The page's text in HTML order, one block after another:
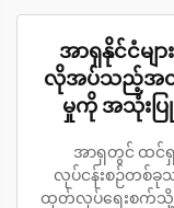
အာရှနိုင်ငံမျ
လိုအပ်သည့်အတို
မှုကို အသုံးပြု
အာရှတွင် ထင်ရှာ
လုပ်ငန်းစဉ်တစ်
ထုတ်လုပ်ရေးစက်သို့ အ